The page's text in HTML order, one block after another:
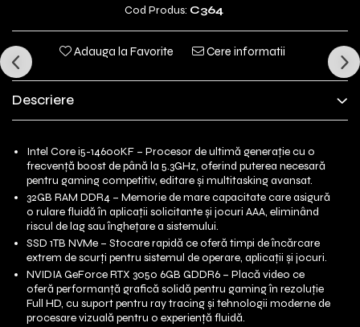
Cod Produs: C364
Adauga la Favorite Cere informatii
Descriere
Intel Core i5-14600KF – Procesor de ultimă generație cu o
frecvență boost de până la 5.3GHz, oferind puterea necesară
pentru gaming competitiv, editare și multitasking avansat.
32GB RAM DDR4 – Memorie de mare capacitate care asigură
o rulare fluidă în aplicații solicitante și jocuri AAA, eliminând
riscul de lag sau înghețare a sistemului.
SSD 1TB NVMe – Stocare rapidă ce oferă timpi de încărcare
extrem de scurți pentru sistemul de operare, aplicații și jocuri.
NVIDIA GeForce RTX 3050 6GB GDDR6 – Placă video ce
oferă performanță grafică solidă pentru gaming în rezoluție
Full HD, cu suport pentru ray tracing și tehnologii moderne de
procesare vizuală pentru o experiență fluidă.